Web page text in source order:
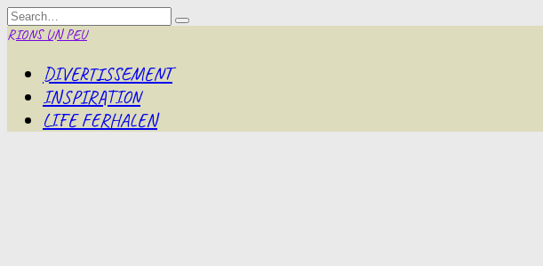
Skip
to
content
Search
for:
RIONS UN PEU
DIVERTISSEMENT
INSPIRATION
LIFE FERHALEN